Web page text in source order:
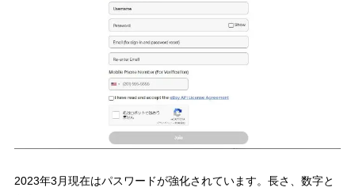
2023年3月現在はパスワードが強化されています。長さ、数字と